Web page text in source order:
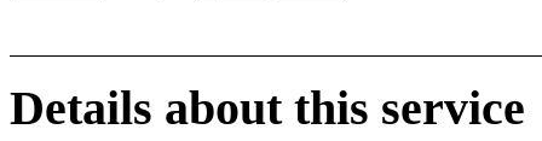
Details about this service